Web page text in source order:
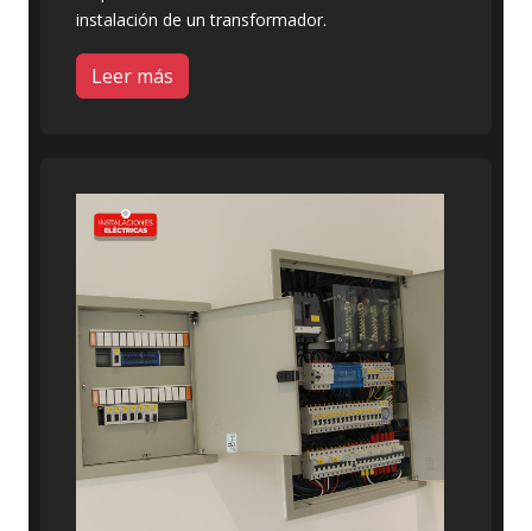
instalación de un transformador.
Leer más